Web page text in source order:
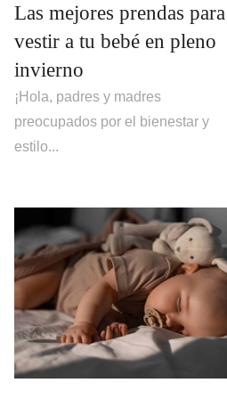
Las mejores prendas para
vestir a tu bebé en pleno
invierno
¡Hola, padres y madres
preocupados por el bienestar y
estilo...